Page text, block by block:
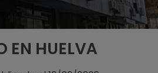
EN HUELVA